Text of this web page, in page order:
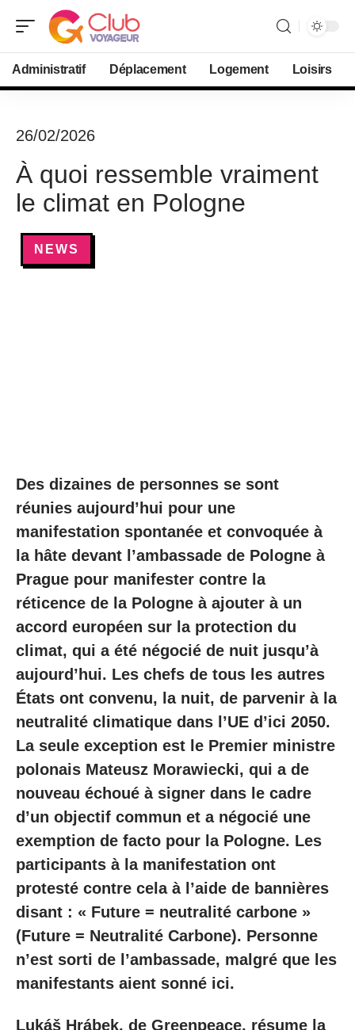
Administratif Déplacement Logement Loisirs
26/02/2026
À quoi ressemble vraiment
le climat en Pologne
NEWS
Des dizaines de personnes se sont
réunies aujourd’hui pour une
manifestation spontanée et convoquée à
la hâte devant l’ambassade de Pologne à
Prague pour manifester contre la
réticence de la Pologne à ajouter à un
accord européen sur la protection du
climat, qui a été négocié de nuit jusqu’à
aujourd’hui. Les chefs de tous les autres
États ont convenu, la nuit, de parvenir à la
neutralité climatique dans l’UE d’ici 2050.
La seule exception est le Premier ministre
polonais Mateusz Morawiecki, qui a de
nouveau échoué à signer dans le cadre
d’un objectif commun et a négocié une
exemption de facto pour la Pologne. Les
participants à la manifestation ont
protesté contre cela à l’aide de bannières
disant : « Future = neutralité carbone »
(Future = Neutralité Carbone). Personne
n’est sorti de l’ambassade, malgré que les
manifestants aient sonné ici.
Lukáš Hrábek, de Greenpeace, résume la